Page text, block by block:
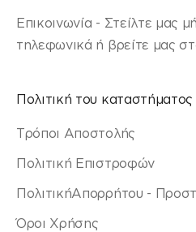
Επικοινωνία - Στείλτε μας
τηλεφωνικά ή βρείτε μας
Πολιτική του καταστήματος
Τρόποι Αποστολής
Πολιτική Επιστροφών
ΠολιτικήΑπορρήτου -
Όροι Χρήσης